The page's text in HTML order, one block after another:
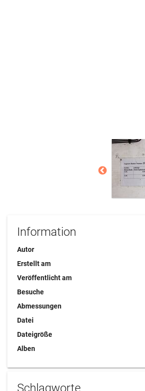
Information
Autor
Erstellt am
Veröffentlicht am
Besuche
Abmessungen
Datei
Dateigröße
Alben
Schlagworte